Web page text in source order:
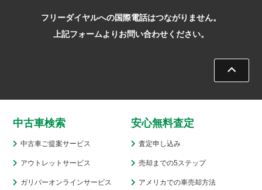
フリーダイヤルへの国際電話はつながりません。
上記フォームよりお問い合わせください。
中古車検索
中古車ご提案サービス
アウトレットサービス
ガリバーオンラインサービス
安心無料査定
査定申し込み
売却までの5ステップ
アメリカでの車売却方法